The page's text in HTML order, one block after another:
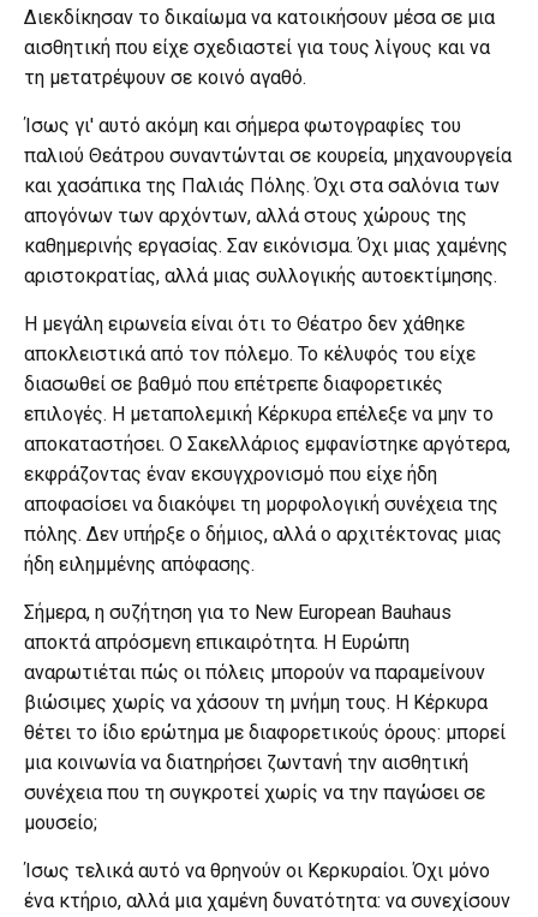
Διεκδίκησαν το δικαίωμα να κατοικήσουν μέσα σε μια
αισθητική που είχε σχεδιαστεί για τους λίγους και να
τη μετατρέψουν σε κοινό αγαθό.
Ίσως γι' αυτό ακόμη και σήμερα φωτογραφίες του
παλιού Θεάτρου συναντώνται σε κουρεία, μηχανουργεία
και χασάπικα της Παλιάς Πόλης. Όχι στα σαλόνια των
απογόνων των αρχόντων, αλλά στους χώρους της
καθημερινής εργασίας. Σαν εικόνισμα. Όχι μιας χαμένης
αριστοκρατίας, αλλά μιας συλλογικής αυτοεκτίμησης.
Η μεγάλη ειρωνεία είναι ότι το Θέατρο δεν χάθηκε
αποκλειστικά από τον πόλεμο. Το κέλυφός του είχε
διασωθεί σε βαθμό που επέτρεπε διαφορετικές
επιλογές. Η μεταπολεμική Κέρκυρα επέλεξε να μην το
αποκαταστήσει. Ο Σακελλάριος εμφανίστηκε αργότερα,
εκφράζοντας έναν εκσυγχρονισμό που είχε ήδη
αποφασίσει να διακόψει τη μορφολογική συνέχεια της
πόλης. Δεν υπήρξε ο δήμιος, αλλά ο αρχιτέκτονας μιας
ήδη ειλημμένης απόφασης.
Σήμερα, η συζήτηση για το New European Bauhaus
αποκτά απρόσμενη επικαιρότητα. Η Ευρώπη
αναρωτιέται πώς οι πόλεις μπορούν να παραμείνουν
βιώσιμες χωρίς να χάσουν τη μνήμη τους. Η Κέρκυρα
θέτει το ίδιο ερώτημα με διαφορετικούς όρους: μπορεί
μια κοινωνία να διατηρήσει ζωντανή την αισθητική
συνέχεια που τη συγκροτεί χωρίς να την παγώσει σε
μουσείο;
Ίσως τελικά αυτό να θρηνούν οι Κερκυραίοι. Όχι μόνο
ένα κτήριο, αλλά μια χαμένη δυνατότητα: να συνεχίσουν